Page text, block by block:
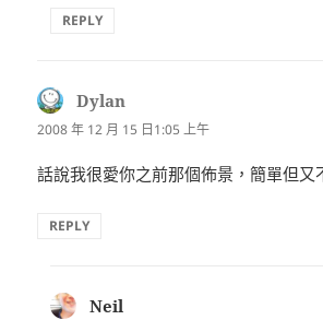
REPLY
Dylan
示:
2008 年 12 月 15 日1:05 上午
話說我很愛你之前那個佈景，簡單但又
REPLY
Neil